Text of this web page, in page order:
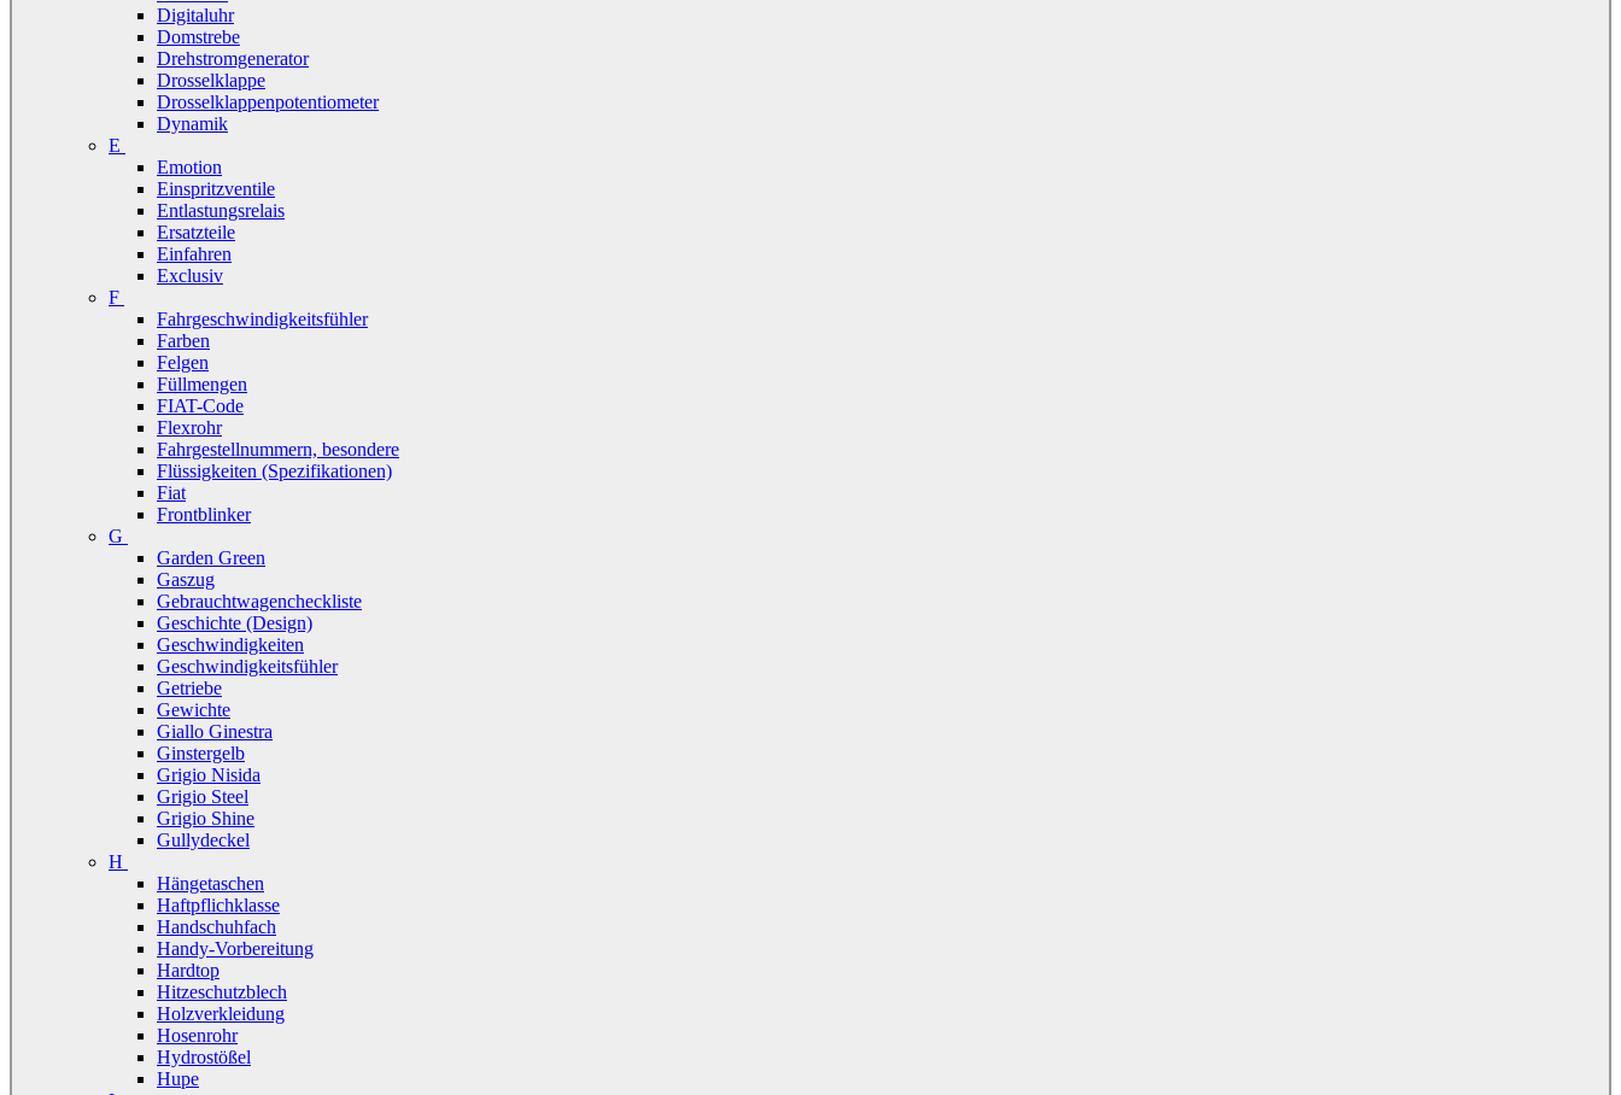
Digitaluhr
Domstrebe
Drehstromgenerator
Drosselklappe
Drosselklappenpotentiometer
Dynamik
E
Emotion
Einspritzventile
Entlastungsrelais
Ersatzteile
Einfahren
Exclusiv
F
Fahrgeschwindigkeitsfühler
Farben
Felgen
Füllmengen
FIAT-Code
Flexrohr
Fahrgestellnummern, besondere
Flüssigkeiten (Spezifikationen)
Fiat
Frontblinker
G
Garden Green
Gaszug
Gebrauchtwagencheckliste
Geschichte (Design)
Geschwindigkeiten
Geschwindigkeitsfühler
Getriebe
Gewichte
Giallo Ginestra
Ginstergelb
Grigio Nisida
Grigio Steel
Grigio Shine
Gullydeckel
H
Hängetaschen
Haftpflichklasse
Handschuhfach
Handy-Vorbereitung
Hardtop
Hitzeschutzblech
Holzverkleidung
Hosenrohr
Hydrostößel
Hupe